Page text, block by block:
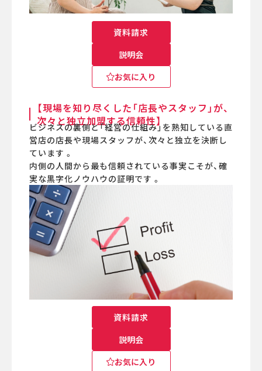
資料請求
説明会
お気に入り
【現場を知り尽くした「店長やスタッフ」が、
次々と独立加盟する信頼性】
ビジネスの裏側と「経営の仕組み」を熟知している直
営店の店長や現場スタッフが、次々と独立を決断し
ています 。
内側の人間から最も信頼されている事実こそが、確
実な黒字化ノウハウの証明です 。
資料請求
説明会
お気に入り